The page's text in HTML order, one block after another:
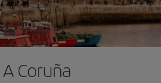
Coruña